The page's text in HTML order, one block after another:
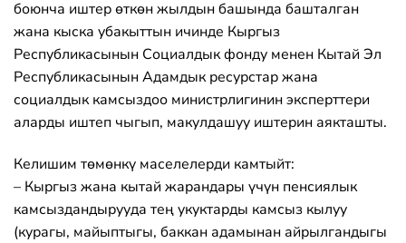
боюнча иштер өткөн жылдын башында башталган
жана кыска убакыттын ичинде Кыргыз
Республикасынын Социалдык фонду менен Кытай Эл
Республикасынын Адамдык ресурстар жана
социалдык камсыздоо министрлигинин эксперттери
аларды иштеп чыгып, макулдашуу иштерин аякташты.
Келишим төмөнкү маселелерди камтыйт:
– Кыргыз жана кытай жарандары үчүн пенсиялык
камсыздандырууда тең укуктарды камсыз кылуу
(курагы, майыптыгы, баккан адамынан айрылгандыгы